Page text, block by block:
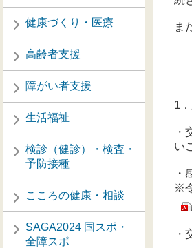
健康づくり・医療
高齢者支援
障がい者支援
生活福祉
検診（健診）・検査・
予防接種
こころの健康・相談
SAGA2024 国スポ・
全障スポ
ま
1
・
い
・
※
・